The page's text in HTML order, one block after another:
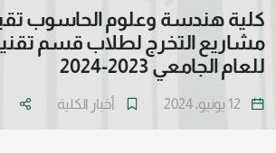
كلية هندسة وعلوم الحاسوب
مشاريع التخرج لطلاب قسم
للعام الجامعي 2023-2024
12 يونيو، 2024 أخبار الكلية